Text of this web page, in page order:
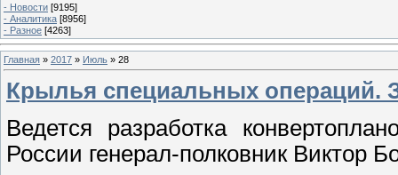
- Новости [9195]
- Аналитика [8956]
- Разное [4263]
Главная » 2017 » Июль » 28
Крылья специальных операций.
Ведется разработка
России генерал-полковник Виктор